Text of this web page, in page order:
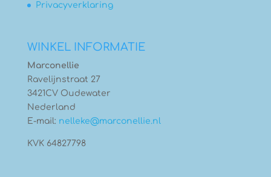
Privacyverklaring
WINKEL INFORMATIE
Marconellie
Ravelijnstraat 27
3421CV Oudewater
Nederland
E-mail: nelleke@marconellie.nl
KVK 64827798